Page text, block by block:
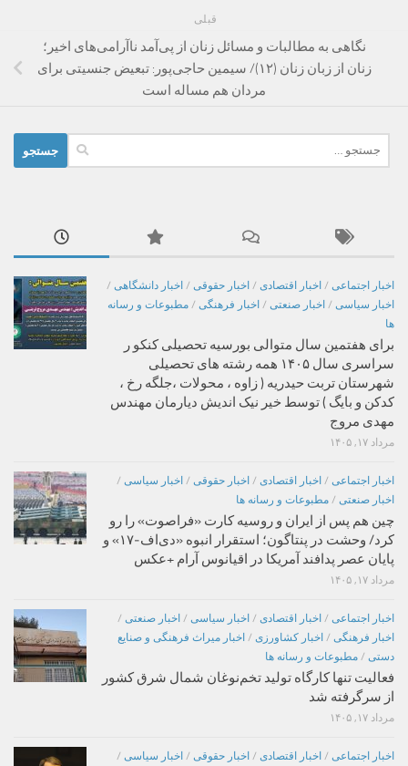
قبلی
نگاهی به مطالبات و مسائل زنان از پی‌آمد ناآرامی‌های اخیر؛
زنان از زبان زنان (۱۲)/ سیمین حاجی‌پور: تبعیض جنسیتی برای
مردان هم مساله است
برای:
اخبار اجتماعی / اخبار اقتصادی / اخبار حقوقی / اخبار دانشگاهی /
اخبار سیاسی / اخبار صنعتی / اخبار فرهنگی / مطبوعات و رسانه
ها
برای هفتمین سال متوالی بورسیه تحصیلی کنکو ر
سراسری سال ۱۴۰۵ همه رشته های تحصیلی
شهرستان تربت حیدریه ( زاوه ، محولات ،جلگه رخ ،
کدکن و بایگ ) توسط خیر نیک اندیش دیارمان مهندس
مهدی مروج
مرداد ۱۷, ۱۴۰۵
اخبار اجتماعی / اخبار اقتصادی / اخبار حقوقی / اخبار سیاسی /
اخبار صنعتی / مطبوعات و رسانه ها
چین هم پس از ایران و روسیه کارت «فراصوت» را رو
کرد/ وحشت در پنتاگون؛ استقرار انبوه «دی‌اف‑۱۷» و
پایان عصر پدافند آمریکا در اقیانوس آرام +عکس
مرداد ۱۷, ۱۴۰۵
اخبار اجتماعی / اخبار اقتصادی / اخبار سیاسی / اخبار صنعتی /
اخبار فرهنگی / اخبار کشاورزی / اخبار میراث فرهنگی و صنایع
دستی / مطبوعات و رسانه ها
فعالیت تنها کارگاه تولید تخم‌نوغان شمال شرق کشور
از سرگرفته شد
مرداد ۱۷, ۱۴۰۵
اخبار اجتماعی / اخبار اقتصادی / اخبار حقوقی / اخبار سیاسی /